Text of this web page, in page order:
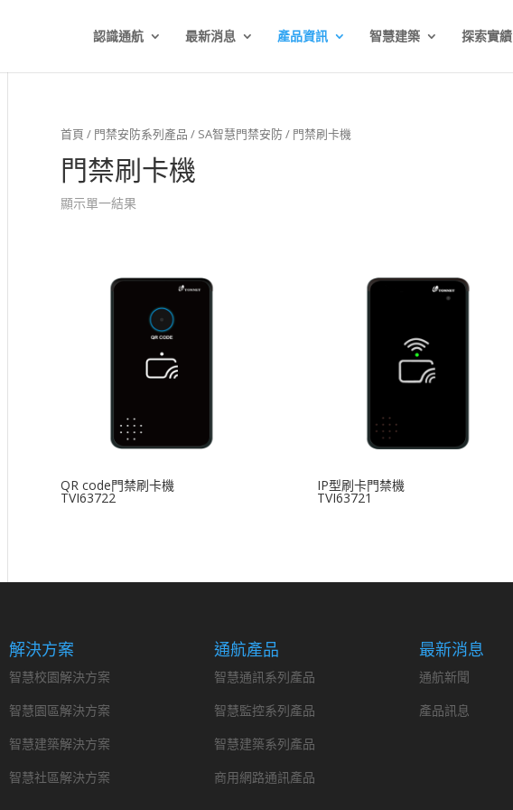
認識通航 最新消息 產品資訊 智慧建築 探索實績
首頁 / 門禁安防系列產品 / SA智慧門禁安防/ 門禁刷卡機
門禁刷卡機
顯示單一結果
QR code門禁刷卡機
TVI63722
IP型刷卡門禁機
TVI63721
解決方案
智慧校園解決方案
智慧園區解決方案
智慧建築解決方案
智慧社區解決方案
通航產品
智慧通訊系列產品
智慧監控系列產品
智慧建築系列產品
商用網路通訊產品
最新消息
通航新聞
產品訊息